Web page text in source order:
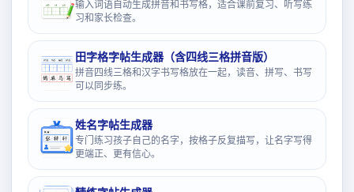
输入词语自动生成拼音和书写格，适合课前复习、听写练
习和家长检查。
田字格字帖生成器（含四线三格拼音版）
拼音四线三格和汉字书写格放在一起，读音、拼写、书写
可以同步练。
姓名字帖生成器
专门练习孩子自己的名字，按格子反复描写，让名字写得
更端正、更有信心。